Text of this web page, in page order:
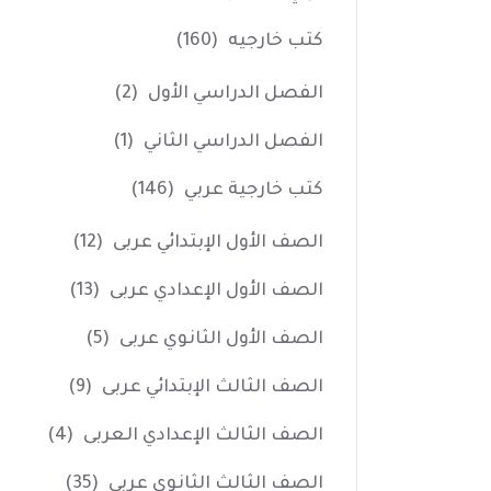
كتب خارجيه (160)
الفصل الدراسي الأول (2)
الفصل الدراسي الثاني (1)
كتب خارجية عربي (146)
الصف الأول الإبتدائي عربى (12)
الصف الأول الإعدادي عربى (13)
الصف الأول الثانوي عربى (5)
الصف الثالث الإبتدائي عربى (9)
الصف الثالث الإعدادي العربى (4)
الصف الثالث الثانوي عربى (35)